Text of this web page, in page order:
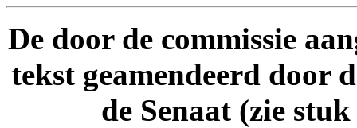
De door de commissie
tekst geamendeerd door
de Senaat (zie